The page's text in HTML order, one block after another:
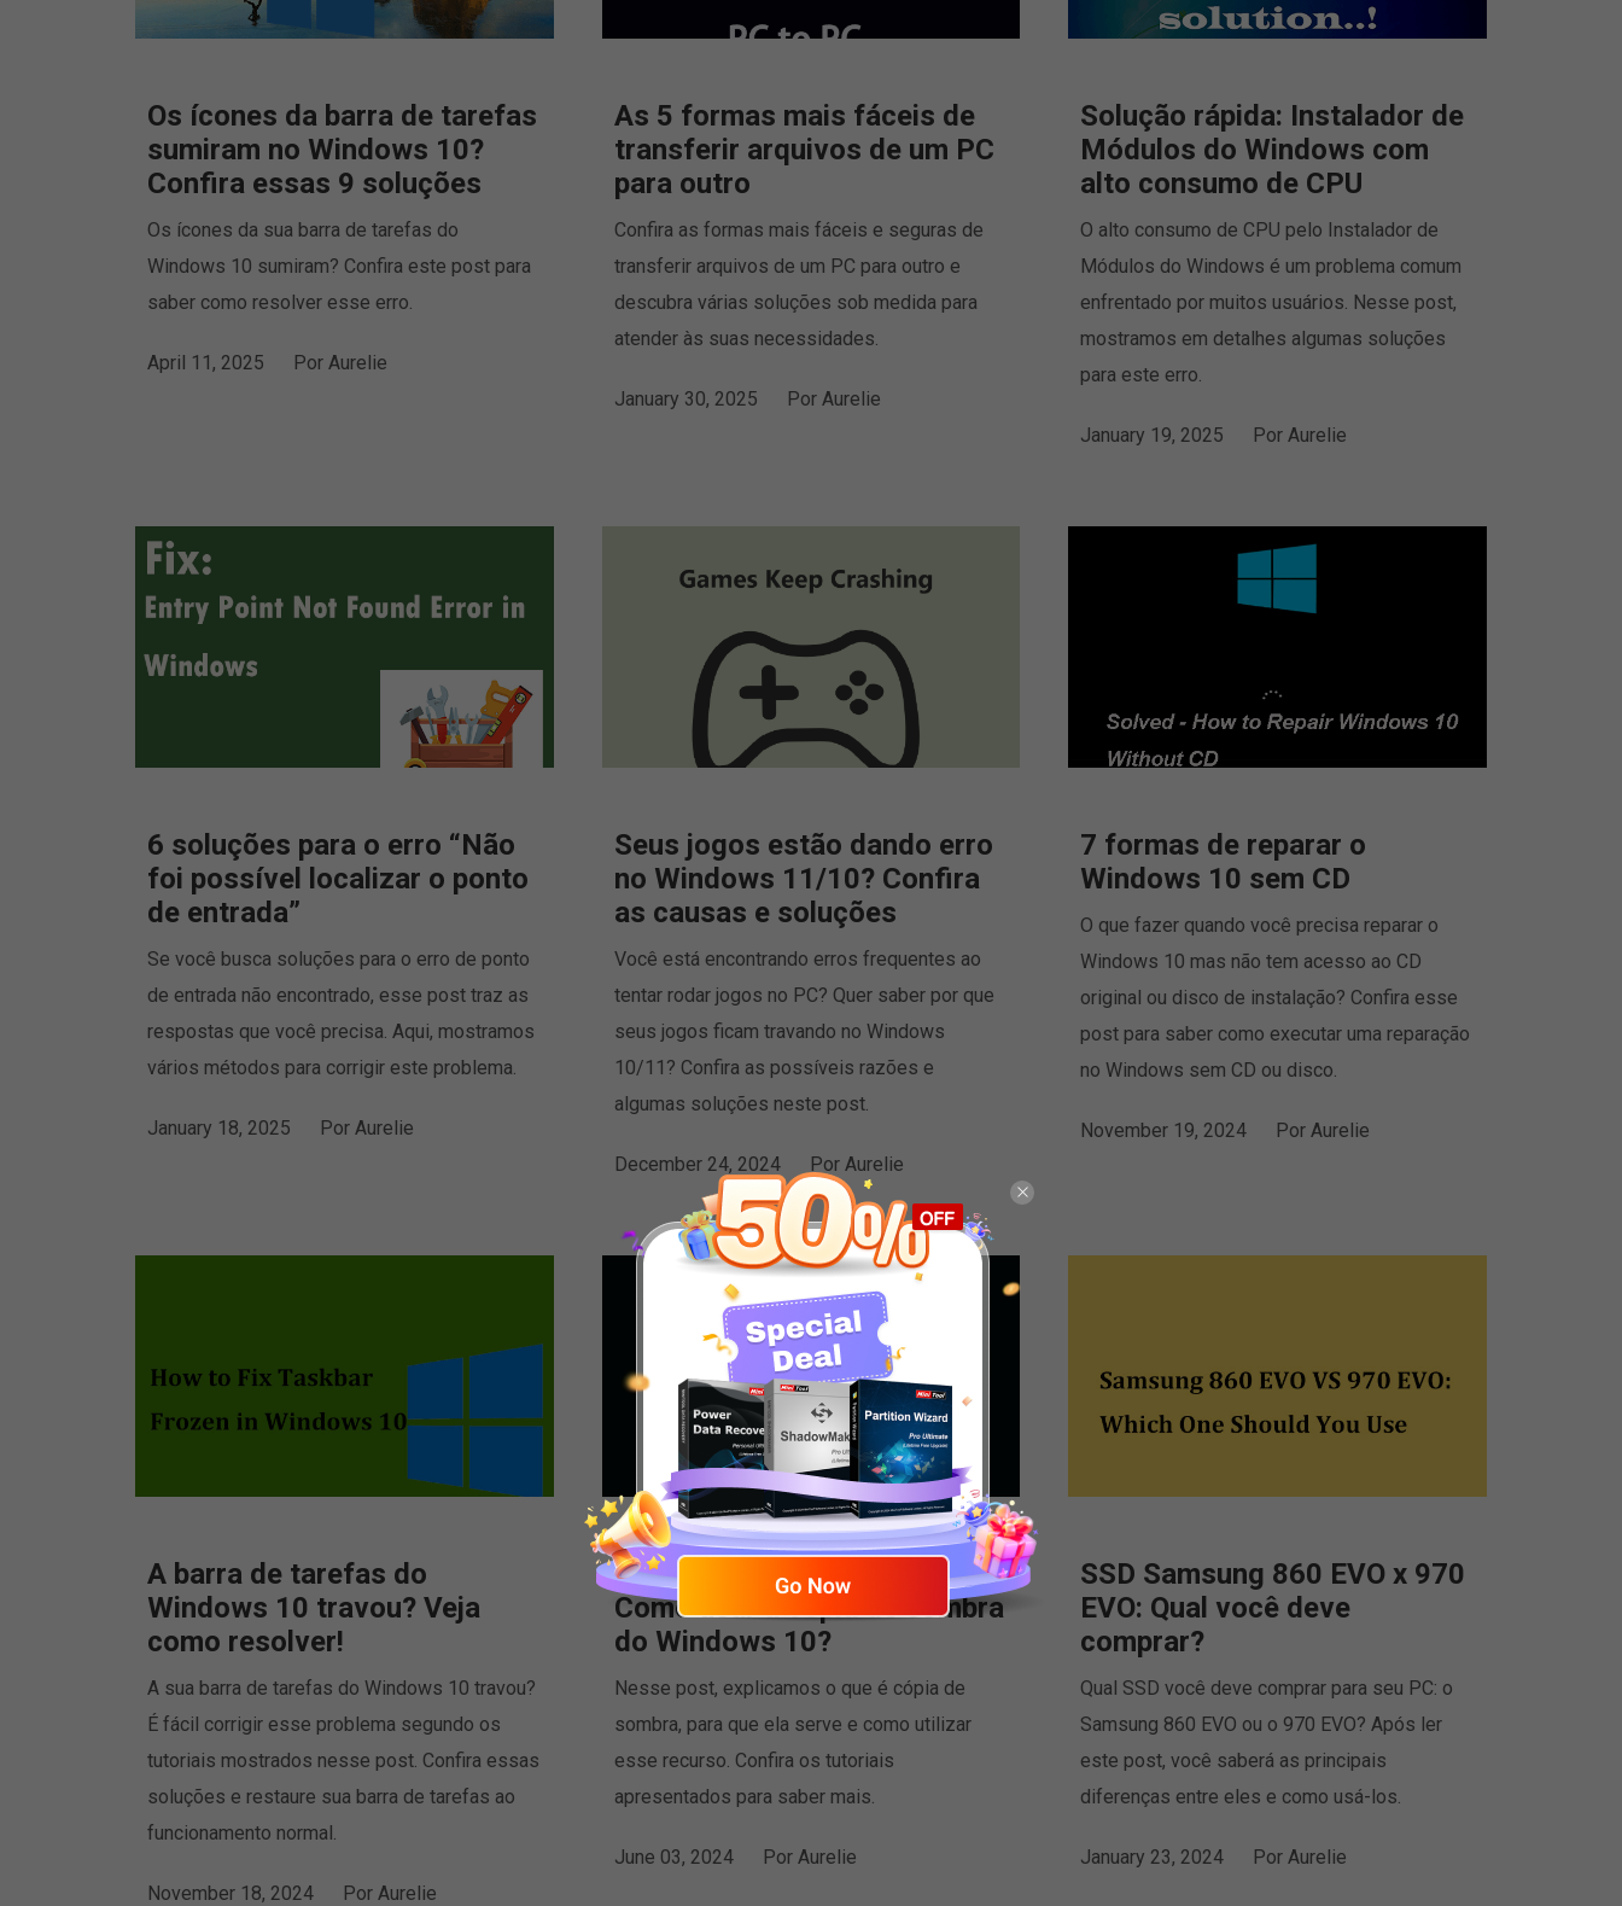
Os ícones da barra de tarefas
sumiram no Windows 10?
Confira essas 9 soluções
Os ícones da sua barra de tarefas do
Windows 10 sumiram? Confira este post para
saber como resolver esse erro.
April 11, 2025 Por Aurelie
As 5 formas mais fáceis de
transferir arquivos de um PC
para outro
Confira as formas mais fáceis e seguras de
transferir arquivos de um PC para outro e
descubra várias soluções sob medida para
atender às suas necessidades.
January 30, 2025 Por Aurelie
Solução rápida: Instalador de
Módulos do Windows com
alto consumo de CPU
O alto consumo de CPU pelo Instalador de
Módulos do Windows é um problema comum
enfrentado por muitos usuários. Nesse post,
mostramos em detalhes algumas soluções
para este erro.
January 19, 2025 PorAurelie
6 soluções para o erro “Não
foi possível localizar o ponto
de entrada”
Se você busca soluções para o erro de ponto
de entrada não encontrado, esse post traz as
respostas que você precisa. Aqui, mostramos
vários métodos para corrigir este problema.
January 18, 2025 Por Aurelie
Seus jogos estão dando erro
no Windows 11/10? Confira
as causas e soluções
Você está encontrando erros frequentes ao
tentar rodar jogos no PC? Quer saber por que
seus jogos ficam travando no Windows
10/11? Confira as possíveis razões e
algumas soluções neste post.
December 24, 2024 Por Aurelie
7 formas de reparar o
Windows 10 sem CD
O que fazer quando você precisa reparar o
Windows 10 mas não tem acesso ao CD
original ou disco de instalação? Confira esse
post para saber como executar uma reparação
no Windows sem CD ou disco.
November 19, 2024 PorAurelie
A barra de tarefas do
Windows 10 travou? Veja
como resolver!
A sua barra de tarefas do Windows 10 travou?
É fácil corrigir esse problema segundo os
tutoriais mostrados nesse post. Confira essas
soluções e restaure sua barra de tarefas ao
funcionamento normal.
November 18, 2024 Por Aurelie
O que é cópia de sombra?
Como usar a cópia de sombra
do Windows 10?
Nesse post, explicamos o que é cópia de
sombra, para que ela serve e como utilizar
esse recurso. Confira os tutoriais
apresentados para saber mais.
June 03, 2024 Por Aurelie
SSD Samsung 860 EVO x 970
EVO: Qual você deve
comprar?
Qual SSD você deve comprar para seu PC: o
Samsung 860 EVO ou o 970 EVO? Após ler
este post, você saberá as principais
diferenças entre eles e como usá-los.
January 23, 2024 PorAurelie